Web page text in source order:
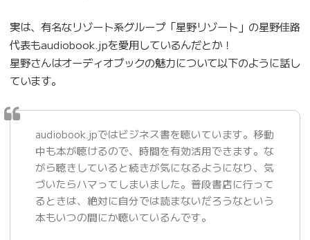
実は、有名なリゾート系グループ「星野リゾート」の星野佳路
代表もaudiobook.jpを愛用しているんだとか！
星野さんはオーディオブックの魅力について以下のように話し
ています。
audiobook.jpではビジネス書を聴いています。移動
中も本が聴けるので、時間を有効活用できます。な
がら聴きしていると続きが気になるようになり、気
づいたらハマってしまいました。普段書店に行って
るときは、絶対に自分では読まないだろうなという
本もいつの間にか聴いているんです。